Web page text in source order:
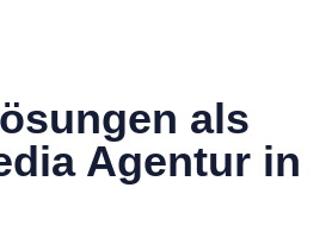
als
Agentur in